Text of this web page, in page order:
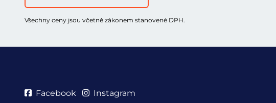
Všechny ceny jsou včetně zákonem stanovené DPH.
Facebook Instagram